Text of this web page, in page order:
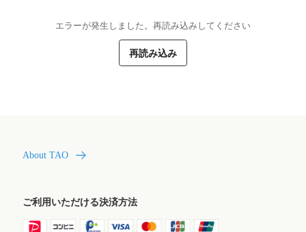
エラーが発生しました。再読み込みしてください
再読み込み
About TAO
ご利用いただける決済方法